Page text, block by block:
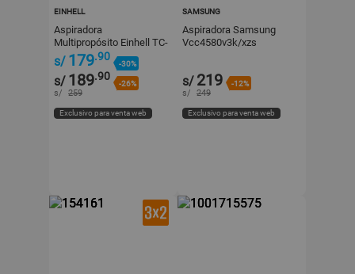
EINHELL
Aspiradora
Multipropósito Einhell TC-
VC 1812 S Negro 1250 W
s/ 179.90
-30%
s/ 189.90
-26%
s/ 259
Exclusivo para venta web
SAMSUNG
Aspiradora Samsung
Vcc4580v3k/xzs
s/ 219 -12%
s/ 249
Exclusivo para venta web